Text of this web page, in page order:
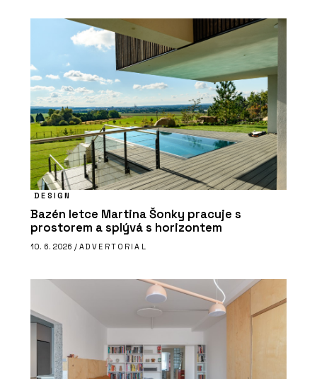
DESIGN
Bazén letce Martina Šonky pracuje s
prostorem a splývá s horizontem
10. 6. 2026 / ADVERTORIAL